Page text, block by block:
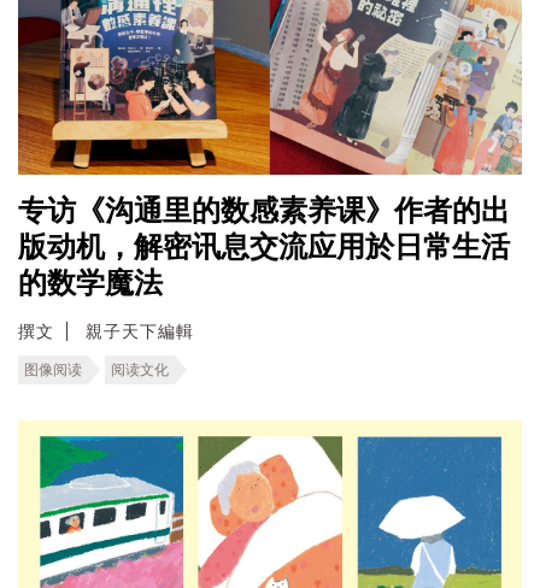
专访《沟通里的数感素养课》作者的出
版动机，解密讯息交流应用於日常生活
的数学魔法
撰文 親子天下編輯
图像阅读 阅读文化